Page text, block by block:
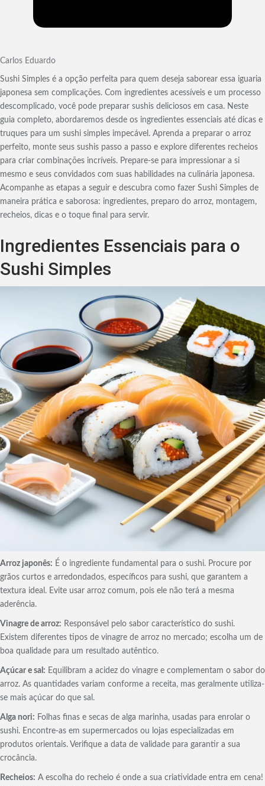
Carlos Eduardo
Sushi Simples é a opção perfeita para quem deseja saborear essa iguaria
japonesa sem complicações. Com ingredientes acessíveis e um processo
descomplicado, você pode preparar sushis deliciosos em casa. Neste
guia completo, abordaremos desde os ingredientes essenciais até dicas e
truques para um sushi simples impecável. Aprenda a preparar o arroz
perfeito, monte seus sushis passo a passo e explore diferentes recheios
para criar combinações incríveis. Prepare-se para impressionar a si
mesmo e seus convidados com suas habilidades na culinária japonesa.
Acompanhe as etapas a seguir e descubra como fazer Sushi Simples de
maneira prática e saborosa: ingredientes, preparo do arroz, montagem,
recheios, dicas e o toque final para servir.
Ingredientes Essenciais para o
Sushi Simples
Arroz japonês: É o ingrediente fundamental para o sushi. Procure por
grãos curtos e arredondados, específicos para sushi, que garantem a
textura ideal. Evite usar arroz comum, pois ele não terá a mesma
aderência.
Vinagre de arroz: Responsável pelo sabor característico do sushi.
Existem diferentes tipos de vinagre de arroz no mercado; escolha um de
boa qualidade para um resultado autêntico.
Açúcar e sal: Equilibram a acidez do vinagre e complementam o sabor do
arroz. As quantidades variam conforme a receita, mas geralmente utiliza-
se mais açúcar do que sal.
Alga nori: Folhas finas e secas de alga marinha, usadas para enrolar o
sushi. Encontre-as em supermercados ou lojas especializadas em
produtos orientais. Verifique a data de validade para garantir a sua
crocância.
Recheios: A escolha do recheio é onde a sua criatividade entra em cena!